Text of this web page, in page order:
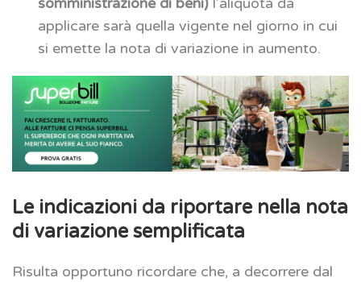
applicare sarà quella vigente nel giorno in cui
si emette la nota di variazione in aumento.
Le indicazioni da riportare nella nota
di variazione semplificata
Risulta opportuno ricordare che, a decorrere dal